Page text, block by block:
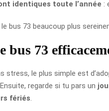
identiques toute l’année :
bus 73 beaucoup plus
bus 73
stress, le plus simple est
regarde si tu pars un
fériés